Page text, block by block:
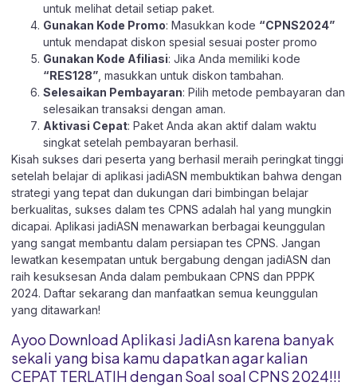
untuk melihat detail setiap paket.
Gunakan Kode Promo: Masukkan kode “CPNS2024”
untuk mendapat diskon spesial sesuai poster promo
Gunakan Kode Afiliasi: Jika Anda memiliki kode
“RES128” , masukkan untuk diskon tambahan.
Selesaikan Pembayaran: Pilih metode pembayaran dan
selesaikan transaksi dengan aman.
Aktivasi Cepat: Paket Anda akan aktif dalam waktu
singkat setelah pembayaran berhasil.
Kisah sukses dari peserta yang berhasil meraih peringkat tinggi
setelah belajar di aplikasi jadiASN membuktikan bahwa dengan
strategi yang tepat dan dukungan dari bimbingan belajar
berkualitas, sukses dalam tes CPNS adalah hal yang mungkin
dicapai. Aplikasi jadiASN menawarkan berbagai keunggulan
yang sangat membantu dalam persiapan tes CPNS. Jangan
lewatkan kesempatan untuk bergabung dengan jadiASN dan
raih kesuksesan Anda dalam pembukaan CPNS dan PPPK
2024. Daftar sekarang dan manfaatkan semua keunggulan
yang ditawarkan!
Ayoo Download Aplikasi JadiAsn karena banyak
sekali yang bisa kamu dapatkan agar kalian
CEPAT TERLATIH dengan Soal soal CPNS 2024!!!